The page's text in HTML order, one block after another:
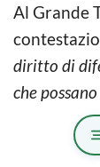
Al Grande
diritto di
che